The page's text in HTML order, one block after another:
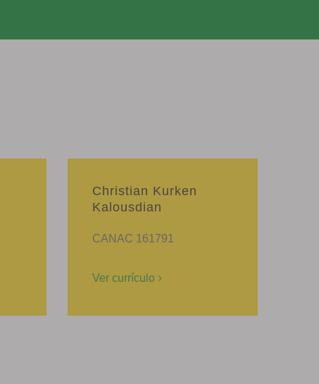
Christian Kurken
Kalousdian
CANAC 161791
Ver currículo